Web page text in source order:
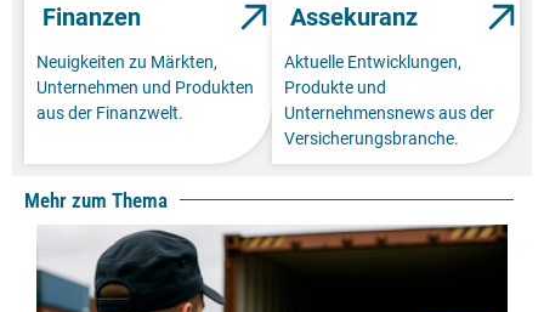
Finanzen
Neuigkeiten zu Märkten,
Unternehmen und Produkten
aus der Finanzwelt.
Assekuranz
Aktuelle Entwicklungen,
Produkte und
Unternehmensnews aus der
Versicherungsbranche.
Mehr zum Thema